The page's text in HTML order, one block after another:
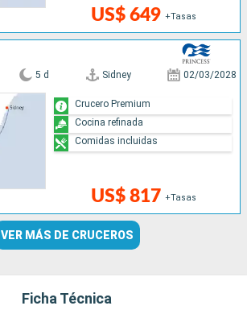
US$ 649 +Tasas
5 d Sidney 02/03/2028
US$ 817 +Tasas
Crucero Premium
Cocina refinada
Comidas incluidas
VER MÁS DE CRUCEROS
Ficha Técnica